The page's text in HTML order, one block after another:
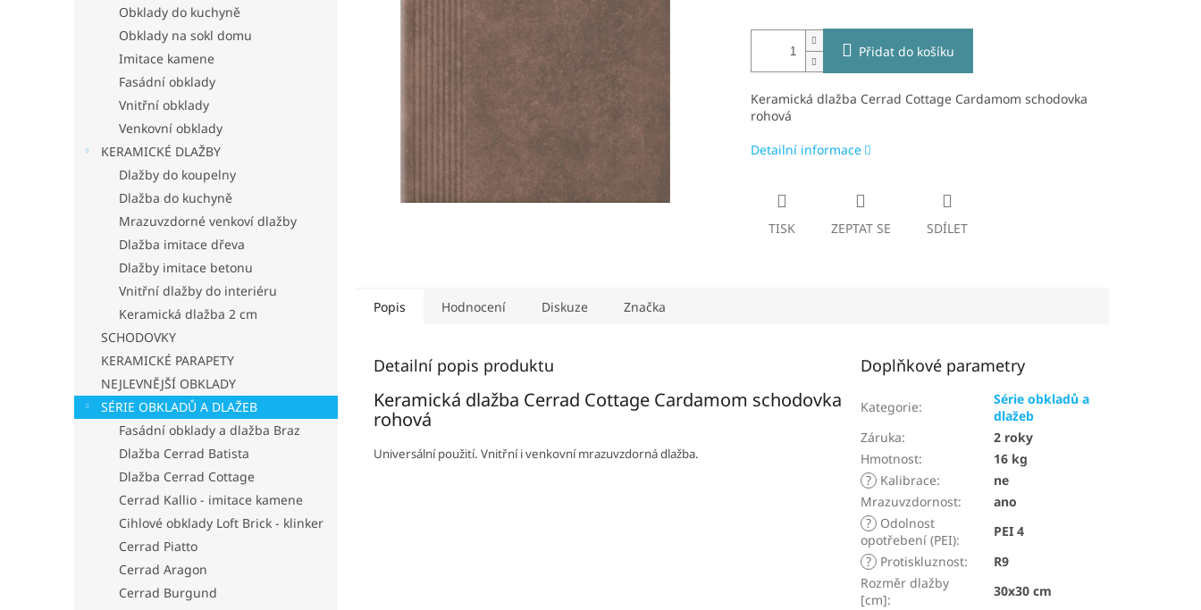
Obklady do kuchyně
Obklady na sokl domu
Imitace kamene
Fasádní obklady
Vnitřní obklady
Venkovní obklady
KERAMICKÉ DLAŽBY
Dlažby do koupelny
Dlažba do kuchyně
Mrazuvzdorné venkoví dlažby
Dlažba imitace dřeva
Dlažby imitace betonu
Vnitřní dlažby do interiéru
Keramická dlažba 2 cm
SCHODOVKY
KERAMICKÉ PARAPETY
NEJLEVNĚJŠÍ OBKLADY
SÉRIE OBKLADŮ A DLAŽEB
Fasádní obklady a dlažba Braz
Dlažba Cerrad Batista
Dlažba Cerrad Cottage
Cerrad Kallio - imitace kamene
Cihlové obklady Loft Brick - klinker
Cerrad Piatto
Cerrad Aragon
Cerrad Burgund
hvězdiček.
Přidat do košíku
Keramická dlažba Cerrad Cottage Cardamom schodovka
rohová
Detailní informace
TISK ZEPTAT SE SDÍLET
Popis Hodnocení Diskuze Značka
Detailní popis produktu
Keramická dlažba Cerrad Cottage Cardamom schodovka
rohová
Universální použití. Vnitřní i venkovní mrazuvzdorná dlažba.
Doplňkové parametry
Kategorie:
Série obkladů a
dlažeb
Záruka:
2 roky
Hmotnost:
16 kg
? Kalibrace:
ne
Mrazuvzdornost:
ano
? Odolnost
opotřebení (PEI):
PEI 4
? Protiskluznost:
R9
Rozměr dlažby
[cm]:
30x30 cm